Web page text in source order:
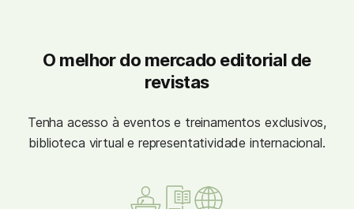
O melhor do mercado editorial de
revistas
Tenha acesso à eventos e treinamentos exclusivos,
biblioteca virtual e representatividade internacional.